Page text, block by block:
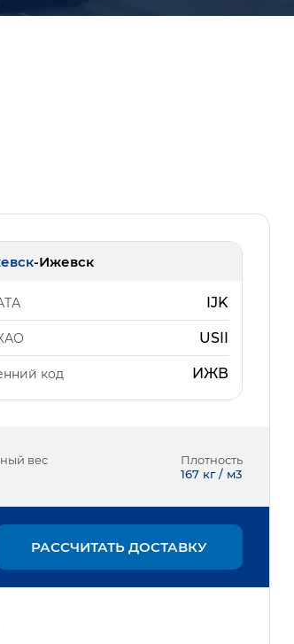
-Ижевск
IJK
USII
код ИЖВ
вес
Плотность
167 кг / м3
РАССЧИТАТЬ ДОСТАВКУ